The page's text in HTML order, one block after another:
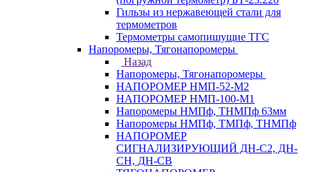
Гильзы из нержавеющей стали для
термометров
Термометры самопишущие ТГС
Напоромеры, Тягонапоромеры
Назад
Напоромеры, Тягонапоромеры
НАПОРОМЕР НМП-52-М2
НАПОРОМЕР НМП-100-М1
Напоромеры НМПф, ТНМПф 63мм
Напоромеры НМПф, ТМПф, ТНМПф
НАПОРОМЕР
СИГНАЛИЗИРУЮЩИЙ ДН-С2, ДН-
СН, ДН-СВ